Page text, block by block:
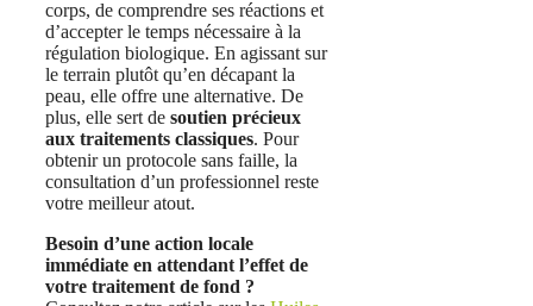
corps, de comprendre ses réactions et
d’accepter le temps nécessaire à la
régulation biologique. En agissant sur
le terrain plutôt qu’en décapant la
peau, elle offre une alternative. De
plus, elle sert de soutien précieux
aux traitements classiques. Pour
obtenir un protocole sans faille, la
consultation d’un professionnel reste
votre meilleur atout.
Besoin d’une action locale
immédiate en attendant l’effet de
votre traitement de fond ?